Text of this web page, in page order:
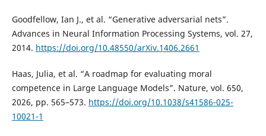
Goodfellow, Ian J., et al. “Generative adversarial nets”.
Advances in Neural Information Processing Systems, vol. 27,
2014. https://doi.org/10.48550/arXiv.1406.2661
Haas, Julia, et al. “A roadmap for evaluating moral
competence in Large Language Models”. Nature, vol. 650,
2026, pp. 565–573. https://doi.org/10.1038/s41586-025-
10021-1